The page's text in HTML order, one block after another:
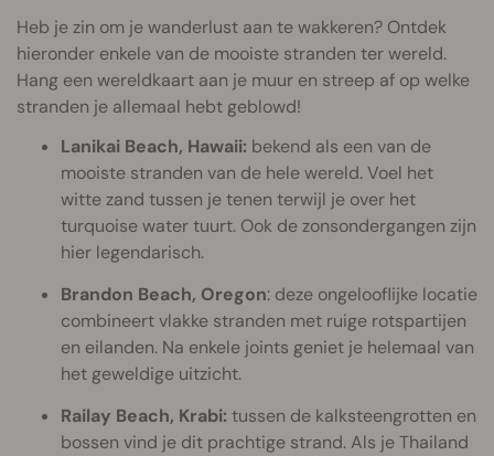
Heb je zin om je wanderlust aan te wakkeren? Ontdek
hieronder enkele van de mooiste stranden ter wereld.
Hang een wereldkaart aan je muur en streep af op welke
stranden je allemaal hebt geblowd!
Lanikai Beach, Hawaii: bekend als een van de
mooiste stranden van de hele wereld. Voel het
witte zand tussen je tenen terwijl je over het
turquoise water tuurt. Ook de zonsondergangen zijn
hier legendarisch.
Brandon Beach, Oregon: deze ongelooflijke locatie
combineert vlakke stranden met ruige rotspartijen
en eilanden. Na enkele joints geniet je helemaal van
het geweldige uitzicht.
Railay Beach, Krabi: tussen de kalksteengrotten en
bossen vind je dit prachtige strand. Als je Thailand